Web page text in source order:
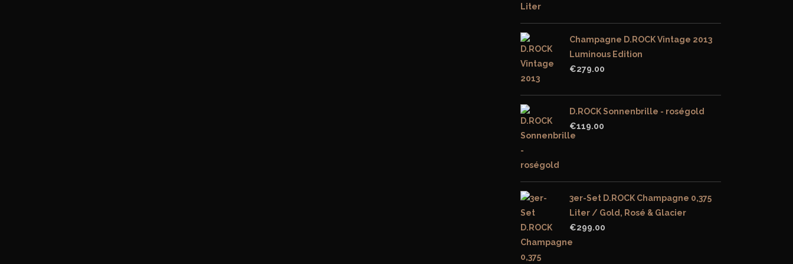
Champagne D.ROCK Vintage 2013
Luminous Edition
€279.00
D.ROCK Sonnenbrille - roségold
€119.00
3er-Set D.ROCK Champagne 0,375
Liter / Gold, Rosé & Glacier
€299.00